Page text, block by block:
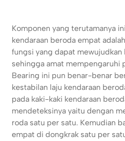
Komponen yang terutamanya
kendaraan beroda empat
fungsi yang dapat mewujudkan
sehingga amat mempengaruhi
Bearing ini pun benar-benar
kestabilan laju kendaraan
pada kaki-kaki kendaraan
mendeteksinya yaitu dengan
roda satu per satu. Kemudian
empat di dongkrak satu per